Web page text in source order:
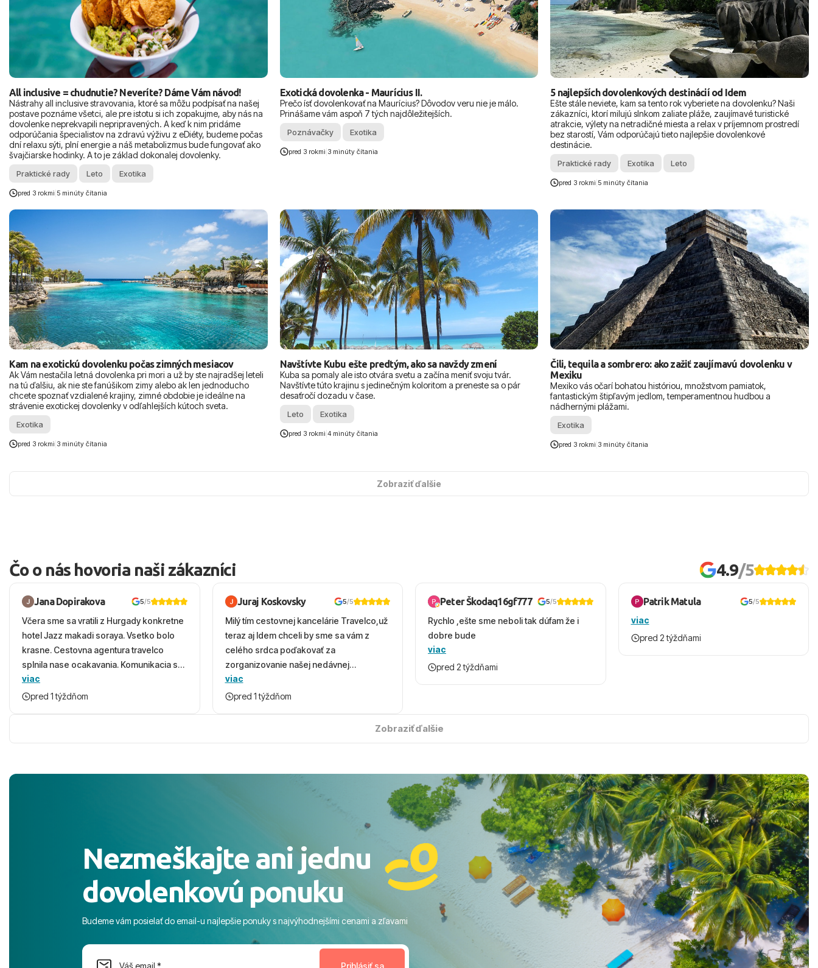
All inclusive = chudnutie? Neveríte? Dáme Vám návod!
Nástrahy all inclusive stravovania, ktoré sa môžu podpísať na našej
postave poznáme všetci, ale pre istotu si ich zopakujme, aby nás na
dovolenke neprekvapili nepripravených. A keď k nim pridáme
odporúčania špecialistov na zdravú výživu z eDiéty, budeme počas
dní relaxu sýti, plní energie a náš metabolizmus bude fungovať ako
švajčiarske hodinky. A to je základ dokonalej dovolenky.
Praktické rady Leto Exotika
pred 3 rokmi 5 minúty čítania
Exotická dovolenka - Maurícius II.
Prečo ísť dovolenkovať na Maurícius? Dôvodov veru nie je málo.
Prinášame vám aspoň 7 tých najdôležitejších.
Poznávačky Exotika
pred 3 rokmi 3 minúty čítania
5 najlepších dovolenkových destinácií od Idem
Ešte stále neviete, kam sa tento rok vyberiete na dovolenku? Naši
zákazníci, ktorí milujú slnkom zaliate pláže, zaujímavé turistické
atrakcie, výlety na netradičné miesta a relax v príjemnom prostredí
bez starostí, Vám odporúčajú tieto najlepšie dovolenkové
destinácie.
Praktické rady Exotika Leto
pred 3 rokmi 5 minúty čítania
Kam na exotickú dovolenku počas zimných mesiacov
Ak Vám nestačila letná dovolenka pri mori a už by ste najradšej leteli
na tú ďalšiu, ak nie ste fanúšikom zimy alebo ak len jednoducho
chcete spoznať vzdialené krajiny, zimné obdobie je ideálne na
strávenie exotickej dovolenky v odľahlejších kútoch sveta.
Exotika
pred 3 rokmi 3 minúty čítania
Navštívte Kubu ešte predtým, ako sa navždy zmení
Kuba sa pomaly ale isto otvára svetu a začína meniť svoju tvár.
Navštívte túto krajinu s jedinečným koloritom a preneste sa o pár
desaťročí dozadu v čase.
Leto Exotika
pred 3 rokmi 4 minúty čítania
Čili, tequila a sombrero: ako zažiť zaujímavú dovolenku v
Mexiku
Mexiko vás očarí bohatou históriou, množstvom pamiatok,
fantastickým štipľavým jedlom, temperamentnou hudbou a
nádhernými plážami.
Exotika
pred 3 rokmi 3 minúty čítania
Zobraziť ďalšie
Čo o nás hovoria naši zákazníci 4.9/5
Jana Dopirakova 5/5
Včera sme sa vratili z Hurgady konkretne
hotel Jazz makadi soraya. Vsetko bolo
krasne. Cestovna agentura travelco
splnila nase ocakavania. Komunikacia s
panom Michalinom uzasna a napomocna.
Vsetko vysvetlil aj vo vecernych hodinach
viac
pred 1 týždňom
Juraj Koskovsky 5/5
Milý tím cestovnej kancelárie Travelco,už
teraz aj Idem chceli by sme sa vám z
celého srdca poďakovať za
zorganizovanie našej nedávnej
dovolenky v Turecku. Vďaka vám sme
prežili nádherný čas, na ktorý budeme
čierneho! ​Čo nás dostalo najviac: ​Skvelé
ochotní a starostliví ľudia. ​Gastro zážitok:
celého dňa. ​Areál a pláž: Nádherné, čisté
prostredie, veľa zelene a udržiavaná pláž
s pozvoľným vstupom do mora a teple
more. ​Program: Skvelé animácie a
na moment nenudil, no zároveň bol
dostatok priestoru na dokonalý relax. ​
viac
pred 1 týždňom
Peter Škodaq16gf777 5/5
Rychlo ,ešte sme neboli tak dúfam že i
dobre bude
viac
pred 2 týždňami
Patrik Matula 5/5
viac
pred 2 týždňami
Zobraziť ďalšie
Nezmeškajte ani jednu
dovolenkovú ponuku
Budeme vám posielať do email-u najlepšie ponuky s najvýhodnejšími cenami a zľavami